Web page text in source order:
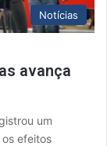
Notícias
avança
um
efeitos